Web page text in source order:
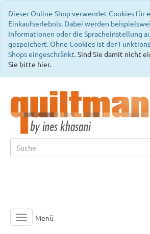
Dieser Online-Shop verwendet Cookies für
Einkaufserlebnis. Dabei werden
Informationen oder die Spracheinstellung
gespeichert. Ohne Cookies ist der
Shops eingeschränkt.Sind Sie damit nicht
Sie bitte hier.
Toggle
navigation
Menü